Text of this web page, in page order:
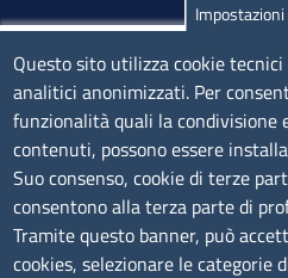
Olbia
Via Nanni 43 - 07026 Olbia
Tel. 0789 66122 | 0789
mail:
lunedì al venerdì: 9,00 - 12,00;
- 17,00
Questo sito utilizza cookie tecnici
analitici anonimizzati. Per
funzionalità quali la condivisione
contenuti, possono essere
Suo consenso, cookie di terze
consentono alla terza parte di
Tramite questo banner, può
cookies, selezionare le categorie